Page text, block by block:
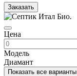
Заказать
Цена
Модель
Диамант
Показать все варианты